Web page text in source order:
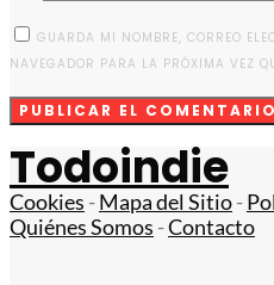
GUARDA MI NOMBRE, CORREO
NAVEGADOR PARA LA PRÓXIMA VEZ
Todoindie
Cookies -Mapa del Sitio-
Quiénes Somos -Contacto